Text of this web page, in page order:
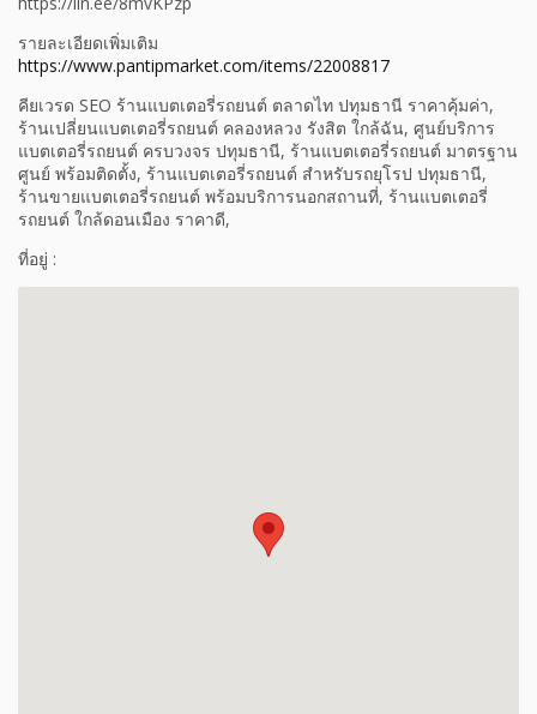
รายละเอียดเพิ่มเติม
https://www.pantipmarket.com/items/22008817
คียเวรด SEO ร้านแบตเตอรี่รถยนต์ ตลาดไท ปทุมธานี ราคาคุ้มค่า,
ร้านเปลี่ยนแบตเตอรี่รถยนต์ คลองหลวง รังสิต ใกล้ฉัน, ศูนย์บริการ
แบตเตอรี่รถยนต์ ครบวงจร ปทุมธานี, ร้านแบตเตอรี่รถยนต์ มาตรฐาน
ศูนย์ พร้อมติดตั้ง, ร้านแบตเตอรี่รถยนต์ สำหรับรถยุโรป ปทุมธานี,
ร้านขายแบตเตอรี่รถยนต์ พร้อมบริการนอกสถานที่, ร้านแบตเตอรี่
รถยนต์ ใกล้ดอนเมือง ราคาดี,
ที่อยู่ :